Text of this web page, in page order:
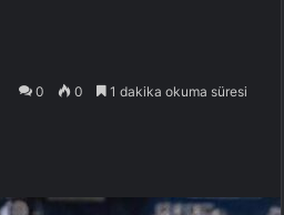
0 0 1 dakika okuma süresi